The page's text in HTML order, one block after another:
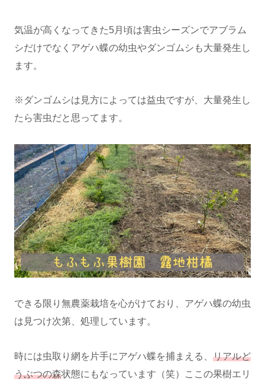
気温が高くなってきた5月頃は害虫シーズンでアブラム
シだけでなくアゲハ蝶の幼虫やダンゴムシも大量発生し
ます。
※ダンゴムシは見方によっては益虫ですが、大量発生し
たら害虫だと思ってます。
できる限り無農薬栽培を心がけており、アゲハ蝶の幼虫
は見つけ次第、処理しています。
時には虫取り網を片手にアゲハ蝶を捕まえる、 リアルど
うぶつの森状態にもなっています（笑）ここの果樹エリ